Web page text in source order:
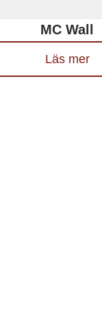
MC Wall
Läs mer